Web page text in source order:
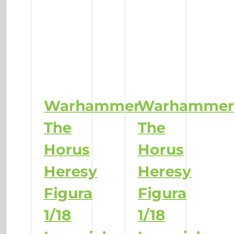
Warhammer
The
Horus
Heresy
Figura
1/18
Warhammer
The
Horus
Heresy
Figura
1/18